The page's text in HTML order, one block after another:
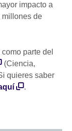
impacto a
millones de
parte del
(Ciencia,
quieres saber
.